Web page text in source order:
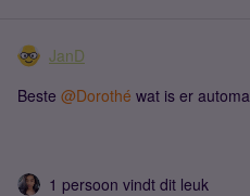
JanD
Beste ​ @Dorothé wat is er
1 persoon vindt dit leuk